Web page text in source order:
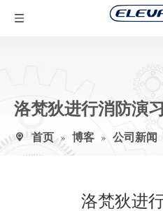
洛梵狄进行消防演
首页 » 博客 » 公司新闻
洛梵狄进